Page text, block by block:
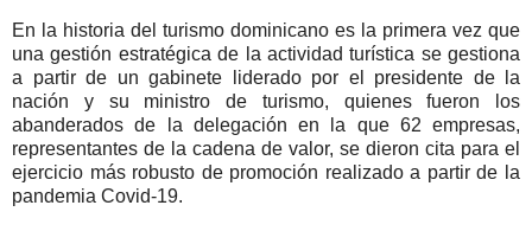
En la historia del turismo dominicano es la primera vez que
una gestión estratégica de la actividad turística se gestiona
a partir de un gabinete liderado por el presidente de la
nación y su ministro de turismo, quienes fueron los
abanderados de la delegación en la que 62 empresas,
representantes de la cadena de valor, se dieron cita para el
ejercicio más robusto de promoción realizado a partir de la
pandemia Covid-19.